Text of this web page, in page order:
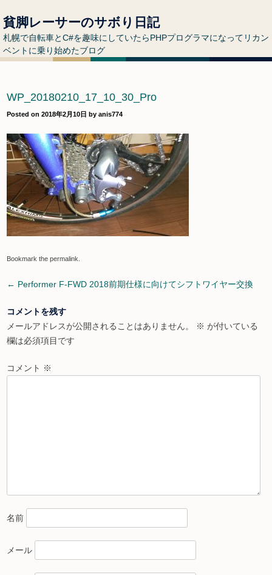
貧脚レーサーのサボり日記
札幌で自転車とC#を趣味にしていたらPHPプログラマになってリカン
ベントに乗り始めたブログ
WP_20180210_17_10_30_Pro
Posted on 2018年2月10日 by anis774
Bookmark the permalink
Post
← Performer F-FWD 2018前期仕様に向けてシフトワイヤー交換
コメントを残す
メールアドレスが公開されることはありません。
※ が付いている
欄は必須項目です
コメント ※
名前
メール